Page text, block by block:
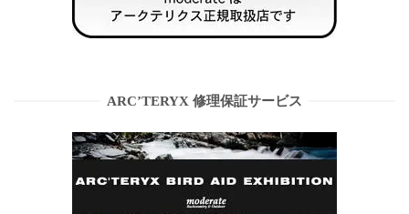
ARC’TERYX 修理保証サービス